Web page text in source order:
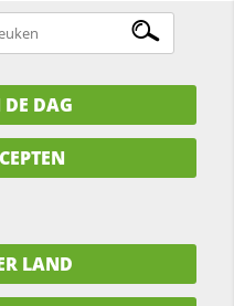
DE DAG
LAND